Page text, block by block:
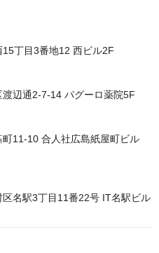
丁目3番地12 西ビル2F
辺通2-7-14 パグーロ薬院5F
11-10 合人社広島紙屋町ビル
名駅3丁目11番22号 IT名駅ビル